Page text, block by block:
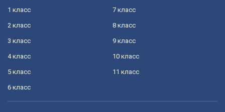
1 класс
2 класс
3 класс
4 класс
5 класс
6 класс
7 класс
8 класс
9 класс
10 класс
11 класс